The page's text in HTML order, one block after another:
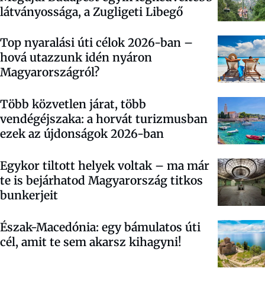
látványossága, a Zugligeti Libegő
Top nyaralási úti célok 2026-ban –
hová utazzunk idén nyáron
Magyarországról?
Több közvetlen járat, több
vendégéjszaka: a horvát turizmusban
ezek az újdonságok 2026-ban
Egykor tiltott helyek voltak – ma már
te is bejárhatod Magyarország titkos
bunkerjeit
Észak-Macedónia: egy bámulatos úti
cél, amit te sem akarsz kihagyni!